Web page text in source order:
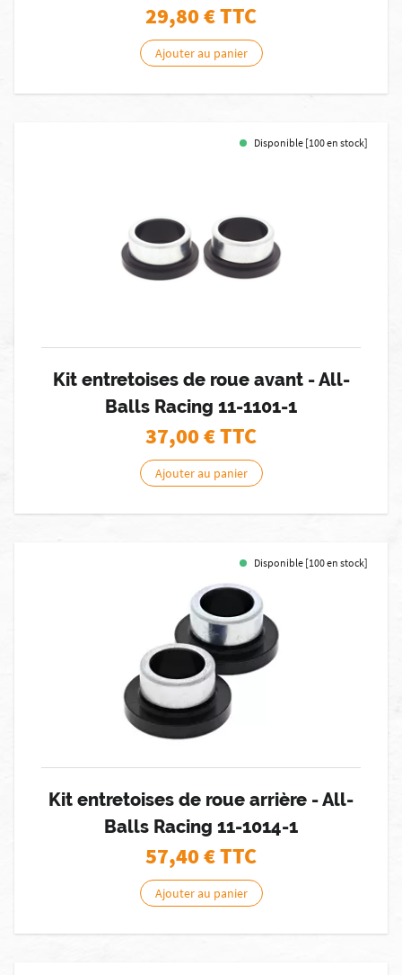
29,80€ TTC
Ajouter au panier
Disponible [100 en stock]
Kit entretoises de roue avant - All-
Balls Racing 11-1101-1
37,00€ TTC
Ajouter au panier
Disponible [100 en stock]
Kit entretoises de roue arrière - All-
Balls Racing 11-1014-1
57,40€ TTC
Ajouter au panier